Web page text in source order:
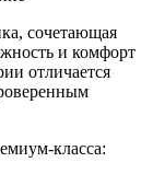
сочетающая
и комфорт
отличается
класса: